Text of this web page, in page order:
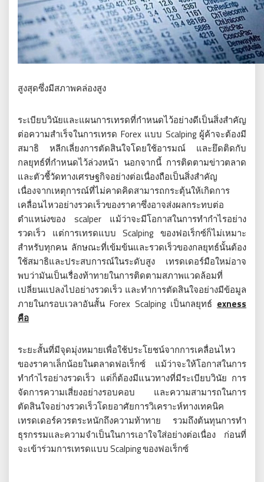
สูงสุดซึ่งมีสภาพคล่องสูง
ระเบียบวินัยและแผนการเทรดที่กำหนดไว้อย่างดีเป็นสิ่งสำคัญ
ต่อความสำเร็จในการเทรด Forex แบบ Scalping ผู้ค้าจะต้องมี
สมาธิ หลีกเลี่ยงการตัดสินใจโดยใช้อารมณ์ และยึดติดกับ
กลยุทธ์ที่กำหนดไว้ล่วงหน้า นอกจากนี้ การติดตามข่าวตลาด
และตัวชี้วัดทางเศรษฐกิจอย่างต่อเนื่องถือเป็นสิ่งสำคัญ
เนื่องจากเหตุการณ์ที่ไม่คาดคิดสามารถกระตุ้นให้เกิดการ
เคลื่อนไหวอย่างรวดเร็วของราคาซึ่งอาจส่งผลกระทบต่อ
ตำแหน่งของ scalper แม้ว่าจะมีโอกาสในการทำกำไรอย่าง
รวดเร็ว แต่การเทรดแบบ Scalping ของฟอเร็กซ์ก็ไม่เหมาะ
สำหรับทุกคน ลักษณะที่เข้มข้นและรวดเร็วของกลยุทธ์นั้นต้อง
ใช้สมาธิและประสบการณ์ในระดับสูง เทรดเดอร์มือใหม่อาจ
พบว่ามันเป็นเรื่องท้าทายในการติดตามสภาพแวดล้อมที่
เปลี่ยนแปลงไปอย่างรวดเร็ว และทำการตัดสินใจอย่างมีข้อมูล
ภายในกรอบเวลาอันสั้น Forex Scalping เป็นกลยุทธ์ exness
คือ
ระยะสั้นที่มีจุดมุ่งหมายเพื่อใช้ประโยชน์จากการเคลื่อนไหว
ของราคาเล็กน้อยในตลาดฟอเร็กซ์ แม้ว่าจะให้โอกาสในการ
ทำกำไรอย่างรวดเร็ว แต่ก็ต้องมีแนวทางที่มีระเบียบวินัย การ
จัดการความเสี่ยงอย่างรอบคอบ และความสามารถในการ
ตัดสินใจอย่างรวดเร็วโดยอาศัยการวิเคราะห์ทางเทคนิค
เทรดเดอร์ควรตระหนักถึงความท้าทาย รวมถึงต้นทุนการทำ
ธุรกรรมและความจำเป็นในการเอาใจใส่อย่างต่อเนื่อง ก่อนที่
จะเข้าร่วมการเทรดแบบ Scalping ของฟอเร็กซ์